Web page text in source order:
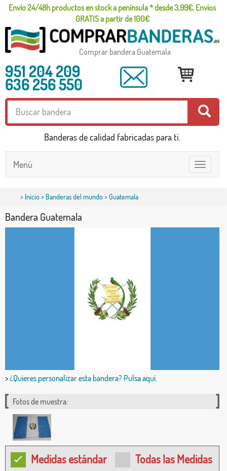
Envío 24/48h productos en stock a península * desde 3,99€, Envíos
GRATIS a partir de 100€
Comprar bandera Guatemala
951 204 209
636 256 550
Banderas de calidad fabricadas para ti.
Toggle
navigation
Menú
> Inicio> Banderas del mundo> Guatemala
Bandera Guatemala
>¿Quieres personalizar esta bandera? Pulsa aquí.
Fotos de muestra:
Medidas estándar Todas las Medidas